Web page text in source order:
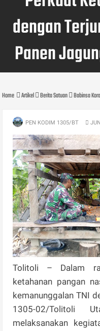
dengan
Panen
Home Artikel Berita Satuan Babinsa
PEN KODIM 1305/BT
Tolitoli – Dalam
ketahanan pangan
kemanunggalan TNI
1305-02/Tolitoli
melaksanakan